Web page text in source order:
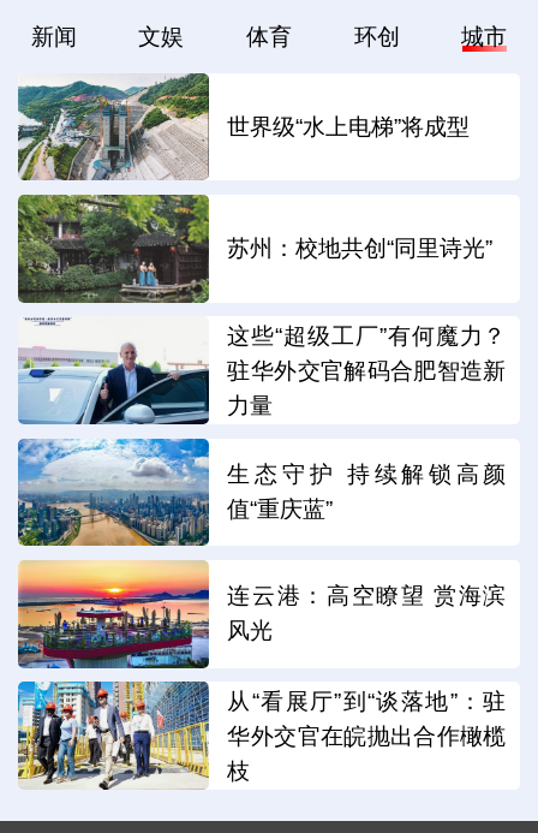
新闻 文娱 体育 环创 城市
世界级“水上电梯”将成型
苏州：校地共创“同里诗光”
这些“超级工厂”有何魔力？
驻华外交官解码合肥智造新
力量
生态守护 持续解锁高颜
值“重庆蓝”
连云港：高空瞭望 赏海滨
风光
从“看展厅”到“谈落地”：驻
华外交官在皖抛出合作橄榄
枝